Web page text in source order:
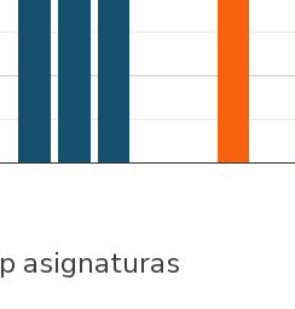
asignaturas